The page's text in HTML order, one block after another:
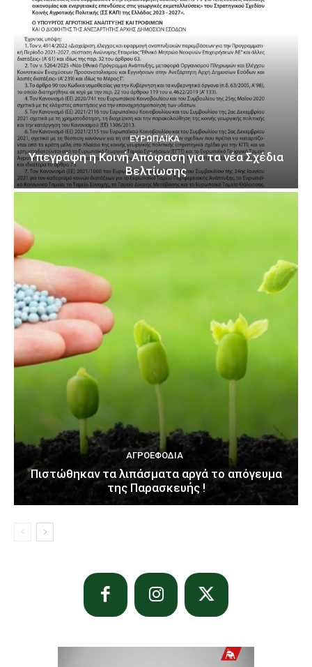
ΕΥΡΩΠΑΪΚΆ
Υπεγράφη η Κοινή Απόφαση για τα νέα Σχέδια
Βελτίωσης
ΑΓΡΟΕΦΌΔΙΑ
Πιστώθηκαν τα λιπάσματα αργά το απόγευμα
της Παρασκευής !